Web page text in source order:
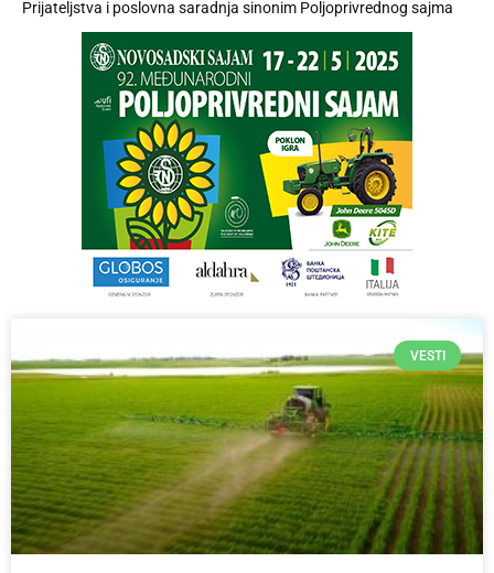
Prijateljstva i poslovna saradnja sinonim Poljoprivrednog sajma
VESTI